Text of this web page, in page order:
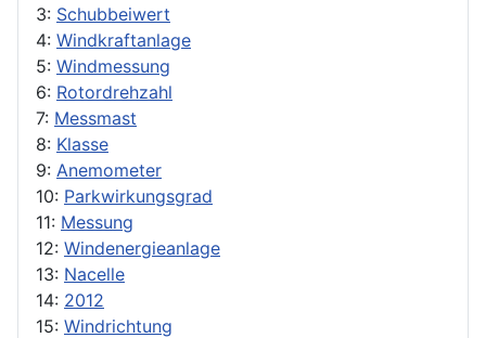
3: Schubbeiwert
4: Windkraftanlage
5: Windmessung
6: Rotordrehzahl
7: Messmast
8: Klasse
9: Anemometer
10: Parkwirkungsgrad
11: Messung
12: Windenergieanlage
13: Nacelle
14: 2012
15: Windrichtung